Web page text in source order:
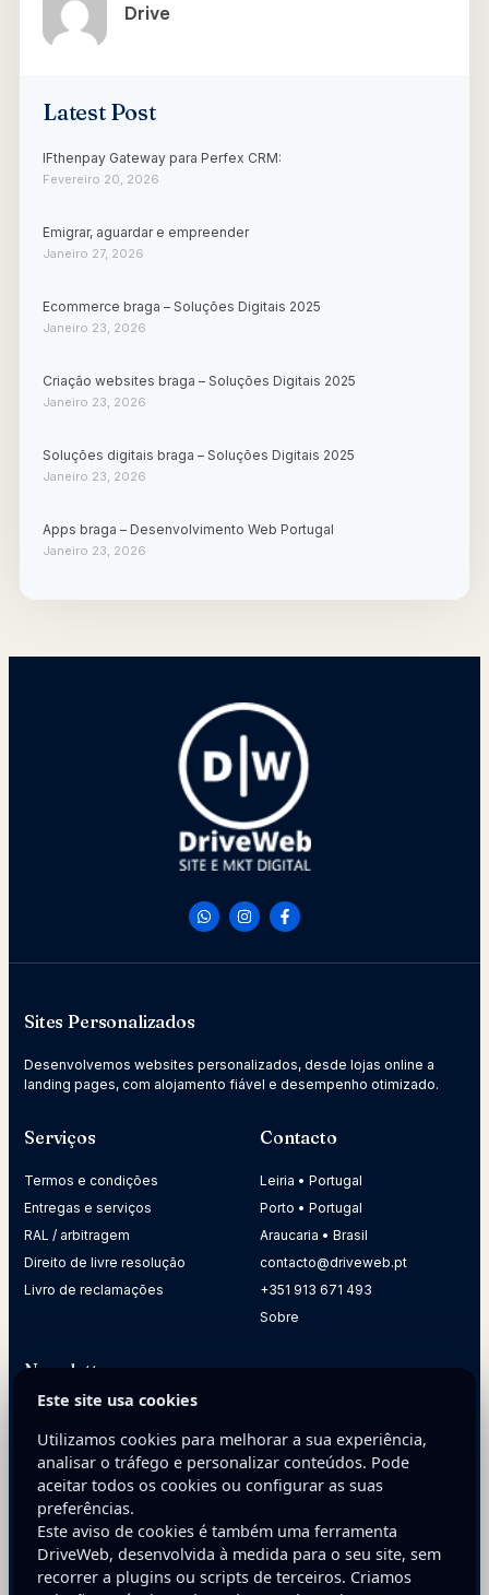
Drive
Latest Post
IFthenpay Gateway para Perfex CRM:
Fevereiro 20, 2026
Emigrar, aguardar e empreender
Janeiro 27, 2026
Ecommerce braga – Soluções Digitais 2025
Janeiro 23, 2026
Criação websites braga – Soluções Digitais 2025
Janeiro 23, 2026
Soluções digitais braga – Soluções Digitais 2025
Janeiro 23, 2026
Apps braga – Desenvolvimento Web Portugal
Janeiro 23, 2026
Sites Personalizados
Desenvolvemos websites personalizados, desde lojas online a
landing pages, com alojamento fiável e desempenho otimizado.
Serviços
Termos e condições
Entregas e serviços
RAL / arbitragem
Direito de livre resolução
Livro de reclamações
Contacto
Leiria • Portugal
Porto • Portugal
Araucaria • Brasil
contacto@driveweb.pt
+351 913 671 493
Sobre
Newsletter
sua empresa.
E-mail
Este site usa cookies
Utilizamos cookies para melhorar a sua experiência,
analisar o tráfego e personalizar conteúdos. Pode
aceitar todos os cookies ou configurar as suas
preferências.
Este aviso de cookies é também uma ferramenta
DriveWeb, desenvolvida à medida para o seu site, sem
recorrer a plugins ou scripts de terceiros. Criamos